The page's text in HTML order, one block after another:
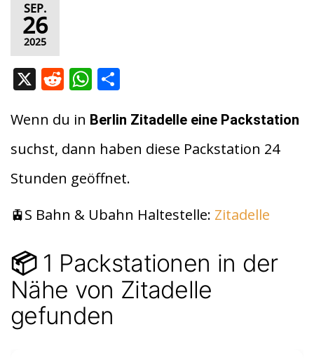
SEP.
26
2025
X R
d
di
t
W
at
s
A
p
p
le
n
Wenn du in Berlin Zitadelle eine Packstation
suchst, dann haben diese Packstation 24
Stunden geöffnet.
🚊S Bahn & Ubahn Haltestelle: Zitadelle
📦1 Packstationen in der
Nähe von Zitadelle
gefunden